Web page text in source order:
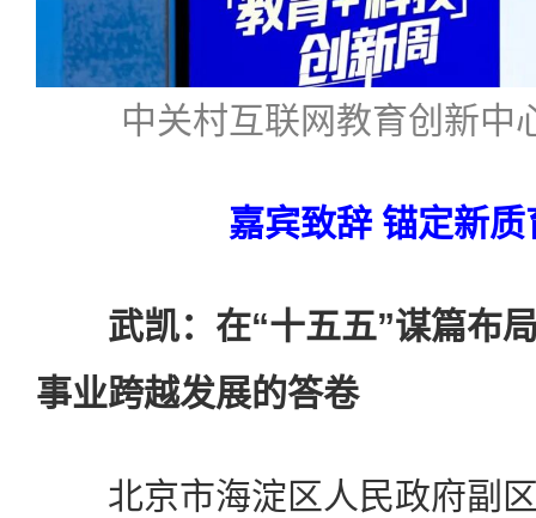
中关村互联网教育创新中
嘉宾致辞 锚定新
武凯：在“十五五”谋篇布
事业跨越发展的答卷
北京市海淀区人民政府副区